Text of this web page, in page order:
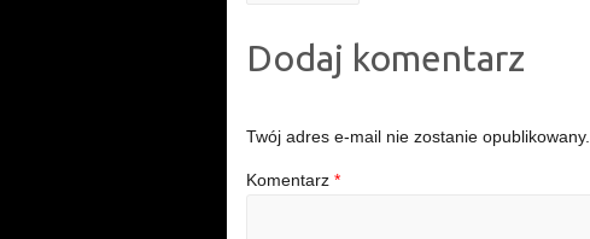
Dodaj komentarz
Twój adres e-mail nie zostanie opublikowany.
Komentarz*